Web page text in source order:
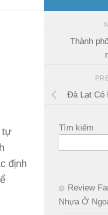
tự
định
Thành
Đà Lạt Có
Tìm kiếm
Review
Nhựa Ở